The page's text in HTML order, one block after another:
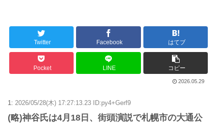
Twitter Facebook はてブ
Pocket LINE コピー
2026.05.29
1: 2026/05/28(木) 17:27:13.23 ID:py4+Gerf9
(略)神谷氏は4月18日、街頭演説で札幌市の大通公